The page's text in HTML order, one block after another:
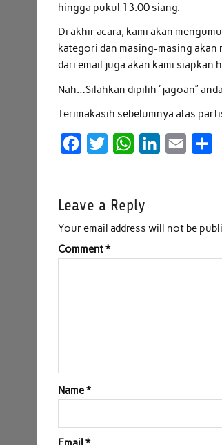
hingga pukul 13.00 siang.
Di akhir acara, kami akan
kategori dan masing-masing akan
dari email juga akan kami siapkan
Nah…Silahkan dipilih “jagoan”
Terimakasih sebelumnya atas
e
b
o
t
e
W
s
e
l
e
Leave a Reply
Your email address will not be
Comment*
Name*